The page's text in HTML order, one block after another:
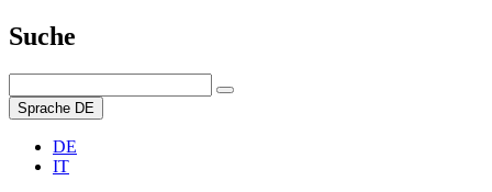
Suche
Sprache DE
DE
IT